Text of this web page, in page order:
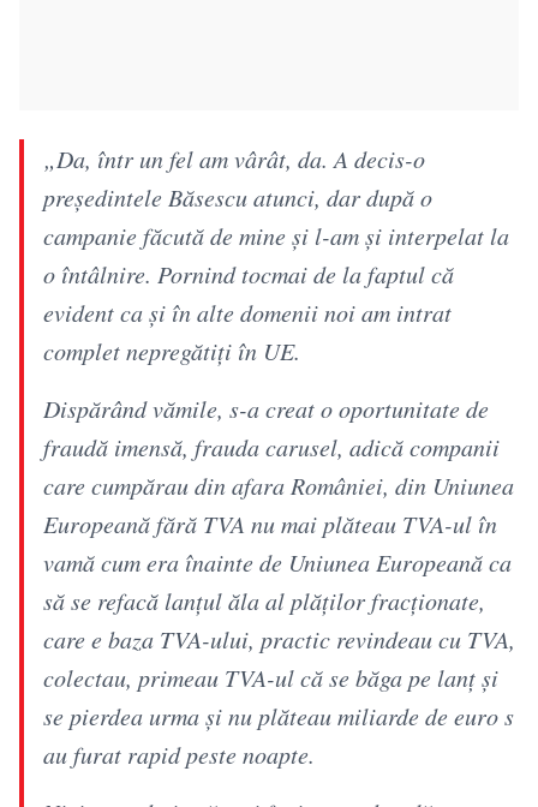
„Da, într un fel am vârât, da. A decis-o
președintele Băsescu atunci, dar după o
campanie făcută de mine și l-am și interpelat la
o întâlnire. Pornind tocmai de la faptul că
evident ca și în alte domenii noi am intrat
complet nepregătiți în UE.
Dispărând vămile, s-a creat o oportunitate de
fraudă imensă, frauda carusel, adică companii
care cumpărau din afara României, din Uniunea
Europeană fără TVA nu mai plăteau TVA-ul în
vamă cum era înainte de Uniunea Europeană ca
să se refacă lanțul ăla al plăților fracționate,
care e baza TVA-ului, practic revindeau cu TVA,
colectau, primeau TVA-ul că se băga pe lanț și
se pierdea urma și nu plăteau miliarde de euro s
au furat rapid peste noapte.